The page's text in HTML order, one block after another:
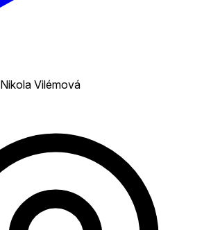
Nikola Vilémová